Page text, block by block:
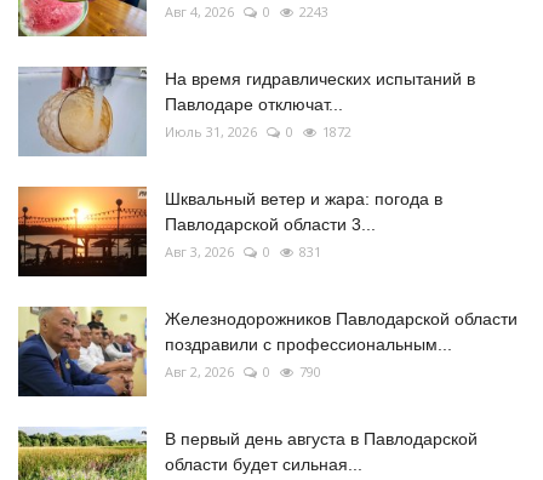
Авг 4, 2026 0 2243
На время гидравлических испытаний в
Павлодаре отключат...
Июль 31, 2026 0 1872
Шквальный ветер и жара: погода в
Павлодарской области 3...
Авг 3, 2026 0 831
Железнодорожников Павлодарской области
поздравили с профессиональным...
Авг 2, 2026 0 790
В первый день августа в Павлодарской
области будет сильная...